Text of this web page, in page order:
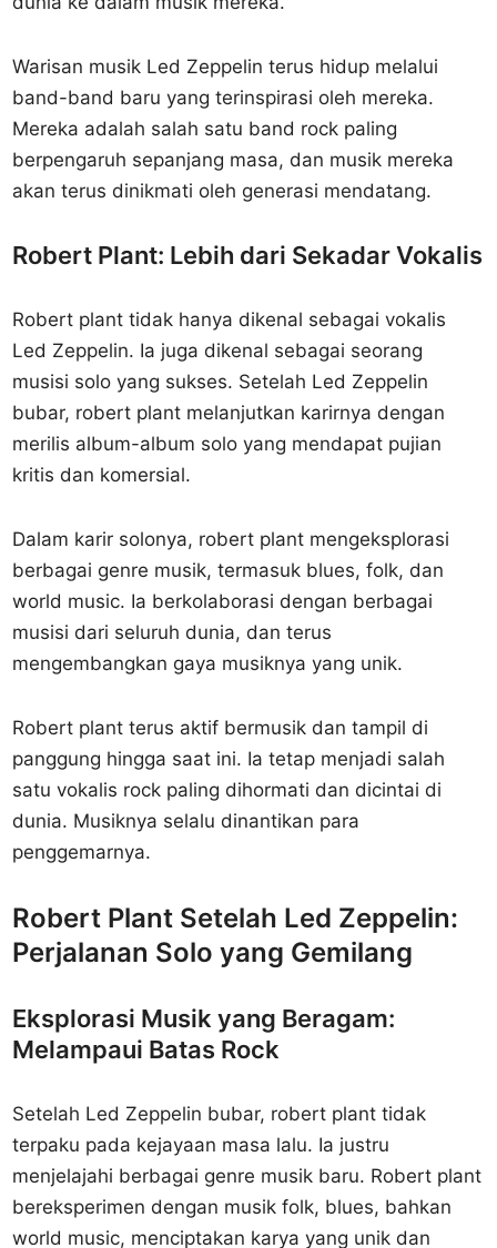
Warisan musik Led Zeppelin terus hidup melalui
band-band baru yang terinspirasi oleh mereka.
Mereka adalah salah satu band rock paling
berpengaruh sepanjang masa, dan musik mereka
akan terus dinikmati oleh generasi mendatang.
Robert Plant: Lebih dari Sekadar Vokalis
Robert plant tidak hanya dikenal sebagai vokalis
Led Zeppelin. Ia juga dikenal sebagai seorang
musisi solo yang sukses. Setelah Led Zeppelin
bubar, robert plant melanjutkan karirnya dengan
merilis album-album solo yang mendapat pujian
kritis dan komersial.
Dalam karir solonya, robert plant mengeksplorasi
berbagai genre musik, termasuk blues, folk, dan
world music. Ia berkolaborasi dengan berbagai
musisi dari seluruh dunia, dan terus
mengembangkan gaya musiknya yang unik.
Robert plant terus aktif bermusik dan tampil di
panggung hingga saat ini. Ia tetap menjadi salah
satu vokalis rock paling dihormati dan dicintai di
dunia. Musiknya selalu dinantikan para
penggemarnya.
Robert Plant Setelah Led Zeppelin:
Perjalanan Solo yang Gemilang
Eksplorasi Musik yang Beragam:
Melampaui Batas Rock
Setelah Led Zeppelin bubar, robert plant tidak
terpaku pada kejayaan masa lalu. Ia justru
menjelajahi berbagai genre musik baru. Robert plant
bereksperimen dengan musik folk, blues, bahkan
world music, menciptakan karya yang unik dan